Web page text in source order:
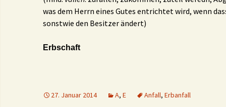
was dem Herrn eines Gutes entrichtet wird, wenn
sonstwie den Besitzer ändert)
Erbschaft
27. Januar 2014 A, E Anfall, Erbanfall